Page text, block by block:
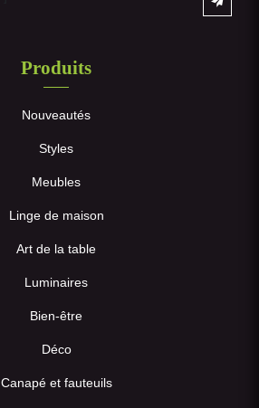
Produits
Nouveautés
Styles
Meubles
Linge de maison
Art de la table
Luminaires
Bien-être
Déco
Canapé et fauteuils